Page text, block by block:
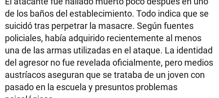
de los baños del establecimiento. Todo indica que se
suicidó tras perpetrar la masacre. Según fuentes
policiales, había adquirido recientemente al menos
una de las armas utilizadas en el ataque. La identidad
del agresor no fue revelada oficialmente, pero medios
austríacos aseguran que se trataba de un joven con
pasado en la escuela y presuntos problemas